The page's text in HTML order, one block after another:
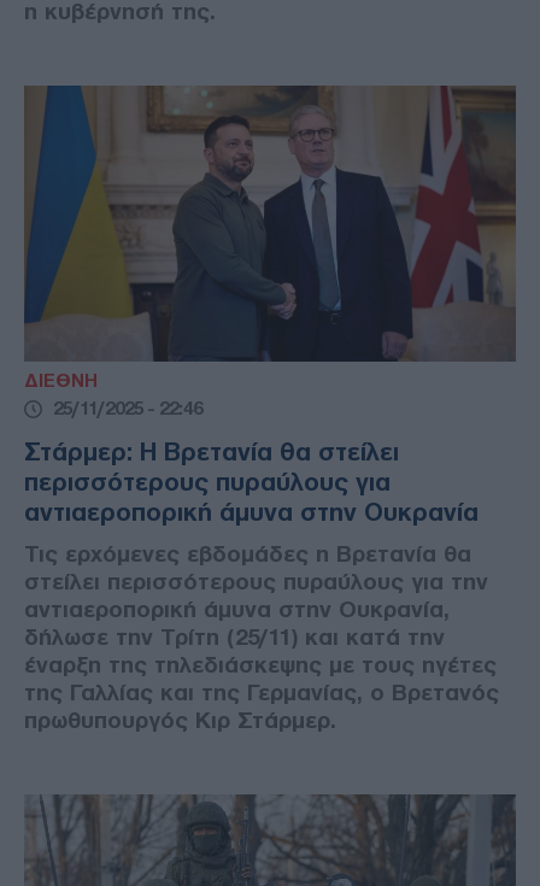
η κυβέρνησή της.
ΔΙΕΘΝΗ
25/11/2025 - 22:46
Στάρμερ: Η Βρετανία θα στείλει
περισσότερους πυραύλους για
αντιαεροπορική άμυνα στην Ουκρανία
Τις ερχόμενες εβδομάδες η Βρετανία θα
στείλει περισσότερους πυραύλους για την
αντιαεροπορική άμυνα στην Ουκρανία,
δήλωσε την Τρίτη (25/11) και κατά την
έναρξη της τηλεδιάσκεψης με τους ηγέτες
της Γαλλίας και της Γερμανίας, ο Βρετανός
πρωθυπουργός Κιρ Στάρμερ.